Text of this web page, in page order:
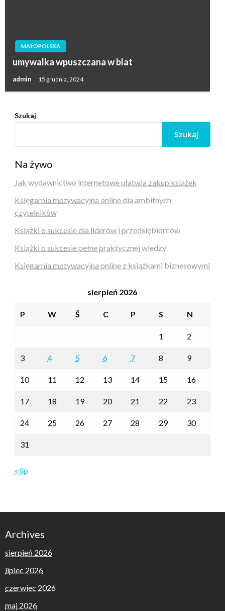
MAŁOPOLSKA
umywalka wpuszczana w blat
admin 15 grudnia, 2024
Szukaj
Szukaj
Na żywo
Jak wydawnictwo internetowe ułatwia zakup książek
Księgarnia motywacyjna online dla ambitnych
czytelników
Książki o sukcesie dla liderów i przedsiębiorców
Książki o sukcesie pełne praktycznej wiedzy
Księgarnia motywacyjna online z książkami biznesowymi
sierpień 2026
P W Ś C P S N
1 2
3 4 5 6 7 8 9
10 11 12 13 14 15 16
17 18 19 20 21 22 23
24 25 26 27 28 29 30
31
« lip
Archives
sierpień 2026
lipiec 2026
czerwiec 2026
maj 2026